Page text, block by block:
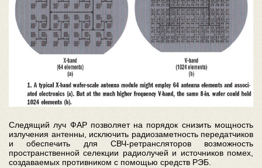
Следящий луч ФАР позволяет на порядок снизить мощность
излучения антенны, исключить радиозаметность передатчиков
и обеспечить для СВЧ-ретрансляторов возможность
пространственной селекции радиолучей и источников помех,
создаваемых противником с помощью средств РЭБ.